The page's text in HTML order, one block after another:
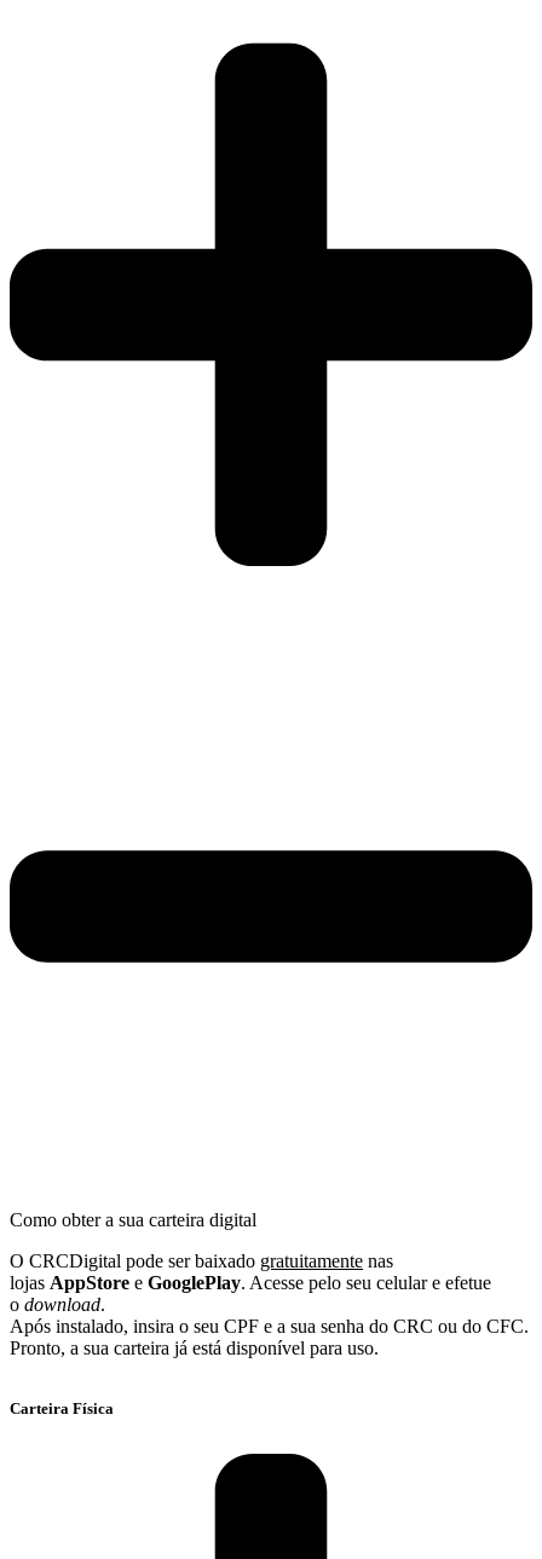
Como obter a sua carteira digital
O CRCDigital pode ser baixado gratuitamente nas
lojas AppStore e GooglePlay. Acesse pelo seu celular e efetue
o download.
Após instalado, insira o seu CPF e a sua senha do CRC ou do CFC.
Pronto, a sua carteira já está disponível para uso.
Carteira Física